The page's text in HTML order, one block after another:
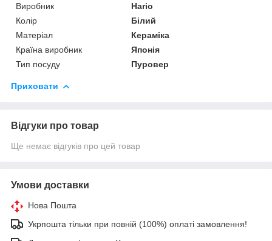
Виробник
Hario
Колір
Білий
Матеріал
Кераміка
Країна виробник
Японія
Тип посуду
Пуровер
Приховати
Відгуки про товар
Ще немає відгуків про цей товар
Умови доставки
Нова Пошта
Укрпошта тільки при повній (100%) оплаті замовлення!